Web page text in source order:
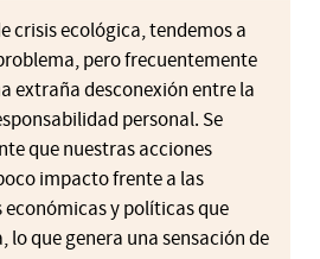
crisis ecológica, tendemos a
pero frecuentemente
extraña desconexión entre la
personal. Se
que nuestras acciones
impacto frente a las
y políticas que
lo que genera una sensación de